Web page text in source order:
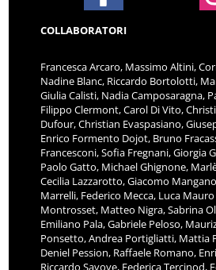
COLLABORATORI
Francesca Arcaro, Massimo Altini,
Nadine Blanc, Riccardo Bortolotti,
Giulia Calisti, Nadia Camposaragna,
Filippo Clermont, Carol Di Vito,
Dufour, Christian Evaspasiano,
Enrico Formento Dojot, Bruno
Francesconi, Sofia Fregnani, Giorgia
Paolo Gatto, Michael Ghignone,
Cecilia Lazzarotto, Giacomo
Marrelli, Federico Mecca, Luca
Montrosset, Matteo Nigra, Sabrina
Emiliano Pala, Gabriele Peloso,
Ponsetto, Andrea Portigliatti, Mattia
Deniel Pession, Raffaele Romano,
Riccardo Savoye, Federica Tercinod,